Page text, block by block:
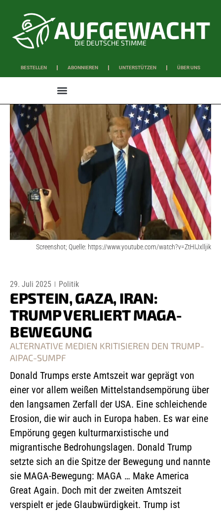
DIE DEUTSCHE STIMME
BESTELLEN ABONNIEREN UNTERSTÜTZEN ÜBER UNS
Screenshot; Quelle: https://www.youtube.com/watch?v=ZtHIJxlljik
29. Juli 2025 Politik
EPSTEIN, GAZA, IRAN:
TRUMP VERLIERT MAGA-
BEWEGUNG
ALTERNATIVE MEDIEN KRITISIEREN DEN TRUMP-
AIPAC-SUMPF
Donald Trumps erste Amtszeit war geprägt von
einer vor allem weißen Mittelstandsempörung über
den langsamen Zerfall der USA. Eine schleichende
Erosion, die wir auch in Europa haben. Es war eine
Empörung gegen kulturmarxistische und
migrantische Bedrohungslagen. Donald Trump
setzte sich an die Spitze der Bewegung und nannte
sie MAGA-Bewegung: MAGA … Make America
Great Again. Doch mit der zweiten Amtszeit
verspielt er jede Glaubwürdigkeit. Trump ist